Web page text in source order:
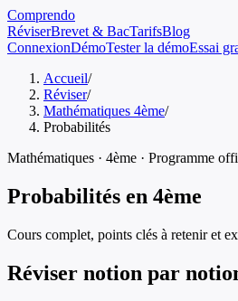
Comprendo
RéviserBrevet & BacTarifsBlog
ConnexionDémoTester la démoEssai
Accueil/
Réviser/
Mathématiques 4ème/
Probabilités
Mathématiques · 4ème · Programme
Probabilités en 4ème
Cours complet, points clés à retenir et
Réviser notion par